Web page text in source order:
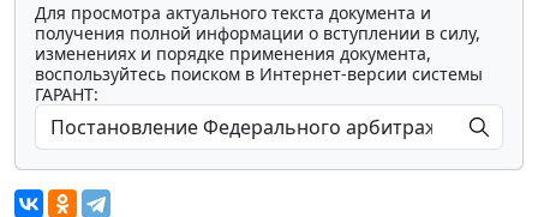
Для просмотра актуального текста документа и
получения полной информации о вступлении в силу,
изменениях и порядке применения документа,
воспользуйтесь поиском в Интернет-версии системы
ГАРАНТ: